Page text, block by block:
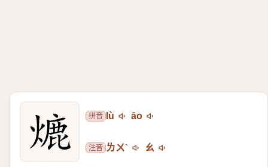
拼音 lù āo
注音 ㄌㄨˋ ㄠ